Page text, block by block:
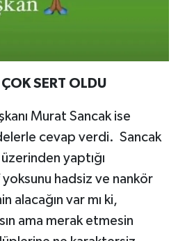
SERT OLDU
Murat Sancak ise
cevap verdi. Sancak
yaptığı
hadsiz ve nankör
alacağın var mı ki,
ama merak etmesin